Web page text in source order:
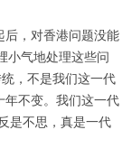
后，对香港问题没能
小气地处理这些问
，不是我们这一代
不变。我们这一代
是不思，真是一代